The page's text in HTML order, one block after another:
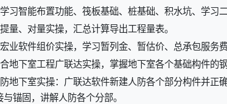
学习智能布置功能、筏板基础、桩基础、积水坑、学习
提量、对量实操，汇总计算导出工程量表。
宏业软件组价实操，学习暂列金、暂估价、总承包服务
地下室工程广联达实操，掌握地下室各个基础构件的
地下室实操：广联达软件新建人防各个部分构件并正
与锚固，讲解人防各个分部。